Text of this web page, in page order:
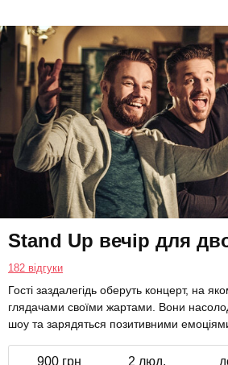
Stand Up вечір для
182 відгуки
Гості заздалегідь оберуть концерт, на
глядачами своїми жартами. Вони
шоу та зарядяться позитивними
900 грн 2 люд.